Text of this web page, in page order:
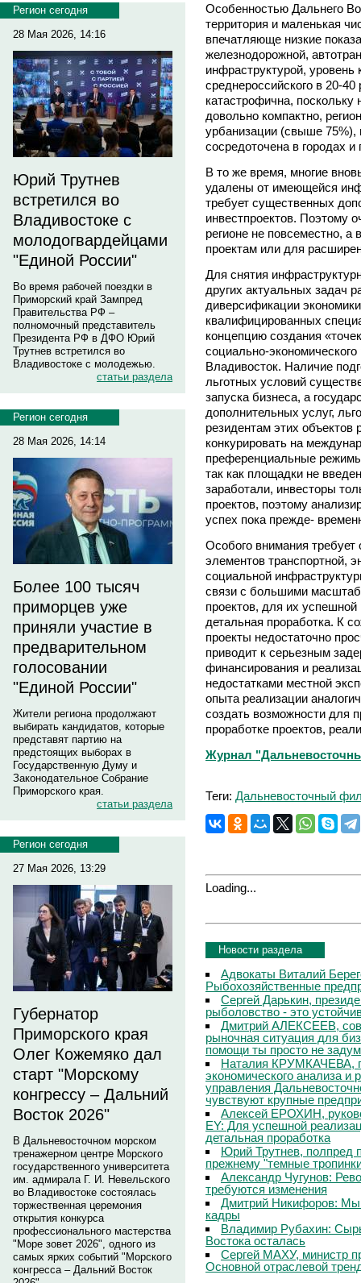
Регион сегодня
28 Мая 2026, 14:16
Юрий Трутнев
встретился во
Владивостоке с
молодогвардейцами
"Единой России"
Во время рабочей поездки в
Приморский край Зампред
Правительства РФ –
полномочный представитель
Президента РФ в ДФО Юрий
Трутнев встретился во
Владивостоке с молодежью.
статьи раздела
Регион сегодня
28 Мая 2026, 14:14
Более 100 тысяч
приморцев уже
приняли участие в
предварительном
голосовании
"Единой России"
Жители региона продолжают
выбирать кандидатов, которые
представят партию на
предстоящих выборах в
Государственную Думу и
Законодательное Собрание
Приморского края.
статьи раздела
Регион сегодня
27 Мая 2026, 13:29
Губернатор
Приморского края
Олег Кожемяко дал
старт "Морскому
конгрессу – Дальний
Восток 2026"
В Дальневосточном морском
тренажерном центре Морского
государственного университета
им. адмирала Г. И. Невельского
во Владивостоке состоялась
торжественная церемония
открытия конкурса
профессионального мастерства
"Море зовет 2026", одного из
самых ярких событий "Морского
конгресса – Дальний Восток
Особенностью Дальнего
территория и маленькая
впечатляюще низкие
железнодорожной,
инфраструктурой, уровень
среднероссийского в 20-
катастрофична, поскольку
довольно компактно,
урбанизации (свыше
сосредоточена в городах и
В то же время, многие
удалены от имеющейся
требует существенных
инвестпроектов. Поэтому
регионе не повсеместно, а
проектам или для
Для снятия
других актуальных задач
диверсификации
квалифицированных
концепцию создания
социально-
Владивосток. Наличие
льготных условий
запуска бизнеса, а
дополнительных услуг,
резидентам этих объектов
конкурировать на
преференциальные
так как площадки не
заработали, инвесторы
проектов, поэтому
успех пока прежде-
Особого внимания
элементов транспортной,
социальной
связи с большими
проектов, для их
детальная проработка. К
проекты недостаточно
приводит к серьезным
финансирования и
недостатками местной
опыта реализации
создать возможности для
проработке проектов,
Журнал
Теги: Дальневосточный
Loading...
Новости раздела
Адвокаты Виталий
Рыбохозяйственные
Сергей Дарькин,
рыболовство - это
Дмитрий АЛЕКСЕЕВ,
рыночная ситуация для
помощи ты просто не
Наталия КРУМКАЧЕВА,
экономического анализа и
управления
чувствуют крупные
Алексей ЕРОХИН,
EY: Для успешной
детальная проработка
Юрий Трутнев, полпред
прежнему "темные
Александр Чугунов:
требуются изменения
Дмитрий Никифоров: Мы
кадры
Владимир Рубахин:
Востока осталась
Сергей МАХУ, министр
Основной отраслевой